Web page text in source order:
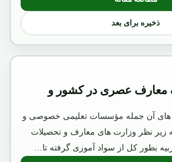
: عکس تقلبی و تبلیغاتی ملکه ثریا که
ذخیره برای بعد
معارف عصری در کشور و
های آن جمله مؤسسات تعلیمی خصوصی و
زیر نظر وزارت های معارف و تحصیلات
بطور کل از سواد آموزی گرفته تا…